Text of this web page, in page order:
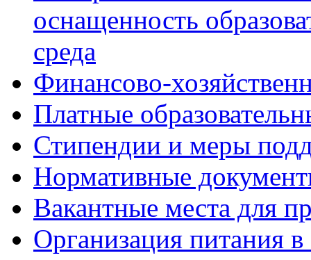
оснащенность
среда
Финансово-
Платные
Стипендии и меры
Нормативные
Вакантные места для
Организация питания в